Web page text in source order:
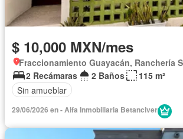
$ 10,000 MXN/mes
2 Recámaras
2 Baños
115 m²
Sin amueblar
29/06/2026 en - Alfa Inmobiliaria Betanciver